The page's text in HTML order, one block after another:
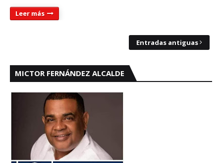
Leer más
Entradas antiguas
MICTOR FERNÁNDEZ ALCALDE